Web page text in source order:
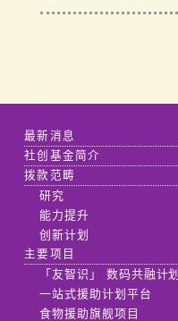
最新消息
社创基金简介
拨款范畴
研究
能力提升
创新计划
主要项目
「友智识」 数码共融计划
一站式援助计划平台
食物援助旗舰项目